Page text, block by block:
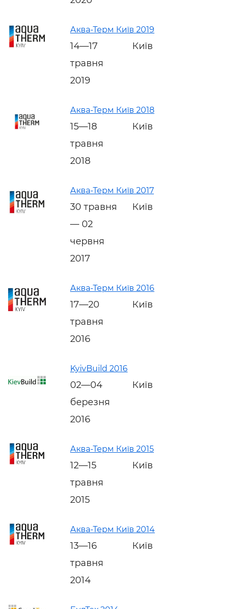
Аква-Терм Київ 2019
14—17
травня
2019
Київ
Аква-Терм Київ 2018
15—18
травня
2018
Київ
Аква-Терм Київ 2017
30 травня
— 02
червня
2017
Київ
Аква-Терм Київ 2016
17—20
травня
2016
Київ
KyivBuild 2016
02—04
березня
2016
Київ
Аква-Терм Київ 2015
12—15
травня
2015
Київ
Аква-Терм Київ 2014
13—16
травня
2014
Київ